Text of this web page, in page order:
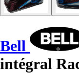
Bell
intégral